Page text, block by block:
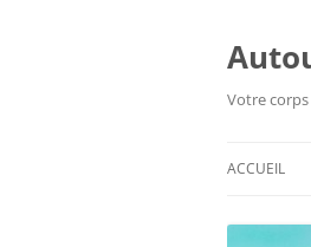
Votre
ACCUEIL